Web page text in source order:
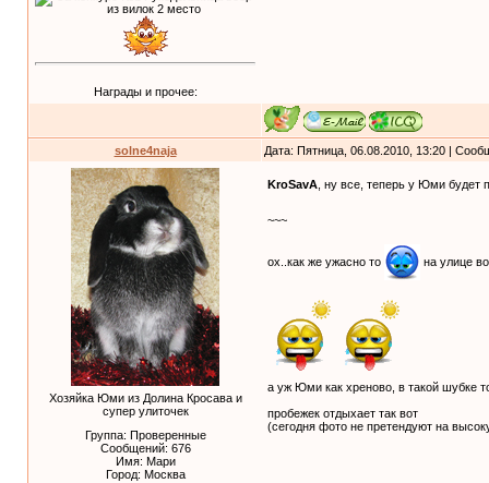
Награды и прочее:
solne4naja Дата: Пятница, 06.08.2010, 13:20 |
Хозяйка Юми из Долина Кросава и
супер улиточек
Группа: Проверенные
Сообщений: 676
Имя: Мари
Город: Москва
KroSavA , ну все, теперь у Юми будет
~~~
ох..как же ужасно то на улице
а уж Юми как хреново, в такой шубке
пробежек отдыхает так вот
(сегодня фото не претендуют на